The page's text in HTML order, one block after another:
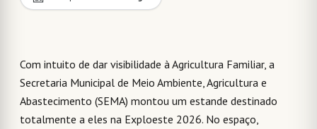
Com intuito de dar visibilidade à Agricultura Familiar, a
Secretaria Municipal de Meio Ambiente, Agricultura e
Abastecimento (SEMA) montou um estande destinado
totalmente a eles na Exploeste 2026. No espaço,